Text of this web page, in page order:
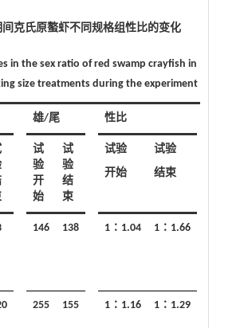
间克氏原螯虾不同规格组性比的变化
in the sex ratio of red swamp crayfish in
size treatments during the experiment
雄/尾 性比
试
验
开
始
试
验
结
束
试验
开始
试验
结束
146 138 1∶1.04 1∶1.66
255 155 1∶1.16 1∶1.29